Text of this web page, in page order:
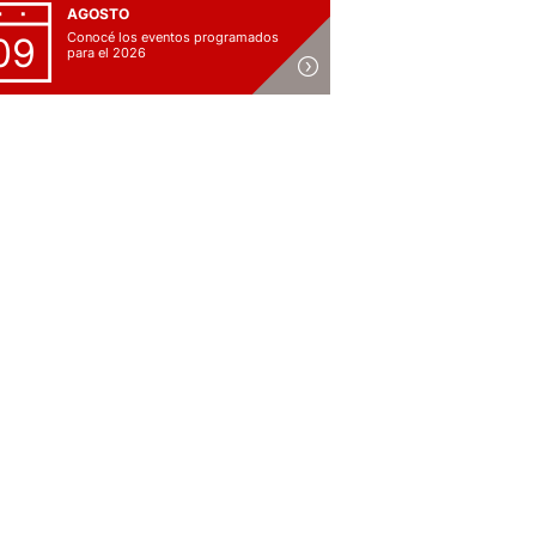
AGOSTO
Conocé los eventos programados
para el 2026